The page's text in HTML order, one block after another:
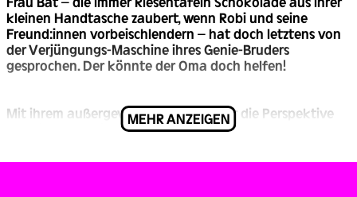
kleinen Handtasche zaubert, wenn Robi und seine
Freund:innen vorbeischlendern – hat doch letztens von
der Verjüngungs-Maschine ihres Genie-Bruders
gesprochen. Der könnte der Oma doch helfen!
MEHR ANZEIGEN
Mit ihrem außergewöhnlichen Sinn für die Perspektive
der Kinder und ihrem warmherzigen, lebensnahen
Christine Nöstlinger eine Geschichte, die Generationen